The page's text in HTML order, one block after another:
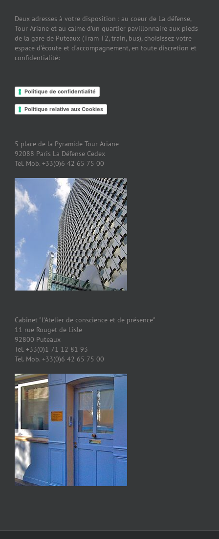
Deux adresses à votre disposition : au coeur de La défense,
Tour Ariane et au calme d’un quartier pavillonnaire aux pieds
de la gare de Puteaux (Tram T2, train, bus), choisissez votre
espace d’écoute et d’accompagnement, en toute discretion et
confidentialité:
Politique de confidentialité
Politique relative aux Cookies
5 place de la Pyramide Tour Ariane
92088 Paris La Défense Cedex
Tel. Mob. +33(0)6 42 65 75 00
Cabinet "L'Atelier de conscience et de présence"
11 rue Rouget de Lisle
92800 Puteaux
Tel. +33(0)1 71 12 81 93
Tel. Mob. +33(0)6 42 65 75 00